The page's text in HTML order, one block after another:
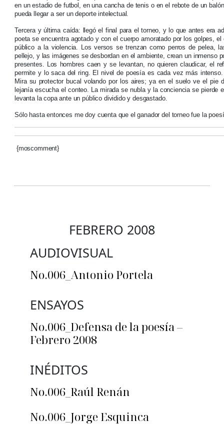
en un estadio de futbol, en una cancha de tenis o en el rebote de un
pueda llegar a ser un deporte intelectual.
Tercera y última caída: llegó el final para el torneo, y lo que antes era
poeta se encuentra agotado y con el cuerpo amoratado por los golpes,
público a la violencia. Los versos se trenzan como perros de pelea,
pellejo, y las imágenes se desbordan en el ambiente, crean un inmenso
presentes. Los hombres caen y se levantan, no quieren claudicar, el
permite y lo saca del ring. El nivel de poesía es cada vez más
Mira su protector bucal volando por los aires; ya en el suelo ve el pie
lejanía escucha el conteo. La mirada se nubla y la conciencia se pierde
levanta la copa ante un público dividido y desgastado.
Sólo hasta entonces me doy cuenta que el ganador del torneo fue la
{moscomment}
FEBRERO 2008
AUDIOVISUAL
No.006_Antonio Portela
ENSAYOS
No.006_Defensa de la poesía –
Febrero 2008
INÉDITOS
No.006_Raúl Renán
No.006_Jorge Esquinca